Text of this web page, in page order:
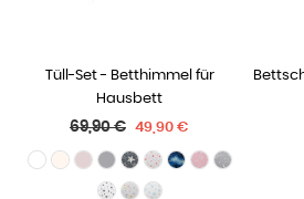
Tüll-Set - Betthimmel für
Hausbett
Normaler
Preis
69,90 € 49,90 €